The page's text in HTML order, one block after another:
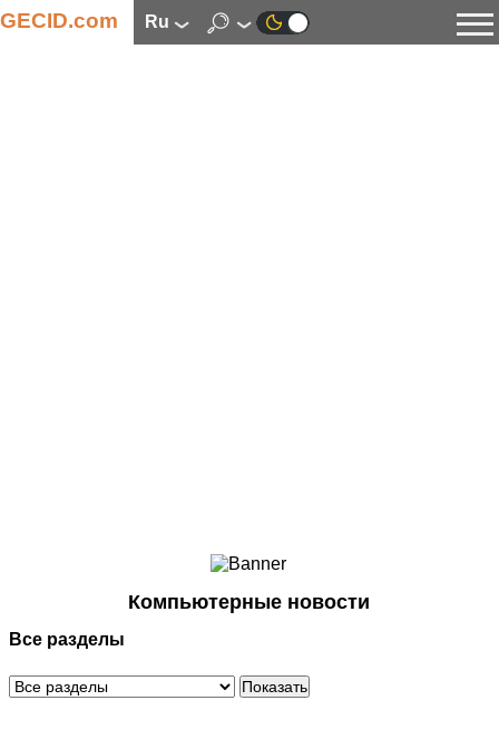
GECID.com ru
Смартфоны
Периферия
Программное обеспечение
Компьютерные новости
Все разделы